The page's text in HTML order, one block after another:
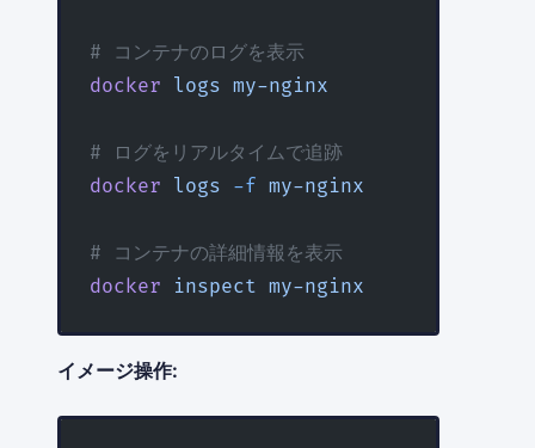
# コンテナのログを表示
docker logs my-nginx
# ログをリアルタイムで追跡
docker logs -f my-nginx
# コンテナの詳細情報を表示
docker inspect my-nginx
イメージ操作: